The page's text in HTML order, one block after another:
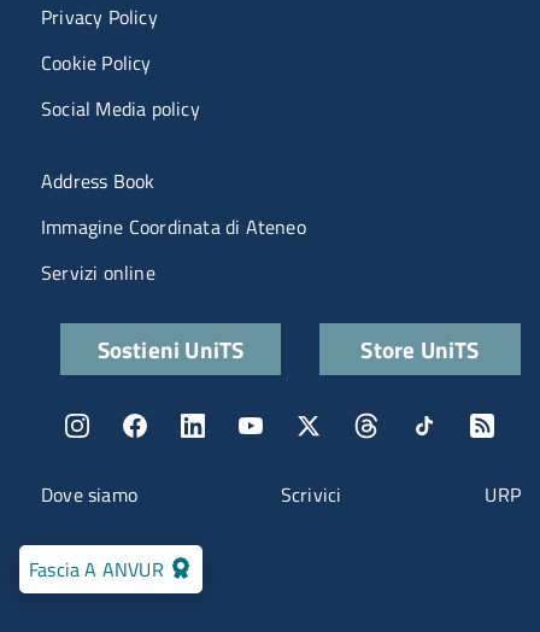
Fascia A ANVUR
Menu contatti
Dove siamo Scrivici URP
Privacy Policy
Cookie Policy
Social Media policy
Menu portale
Address Book
Immagine Coordinata di Ateneo
Servizi online
Quick linksSostieni UniTS Store UniTS
Menu social